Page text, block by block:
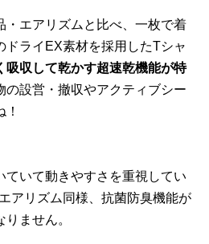
・エアリズムと比べ、一枚で着
ドライEX素材を採用したTシャ
吸収して乾かす超速乾機能が特
の設営・撤収やアクティブシー
ていて動きやすさを重視してい
アリズム同様、抗菌防臭機能が
ません。